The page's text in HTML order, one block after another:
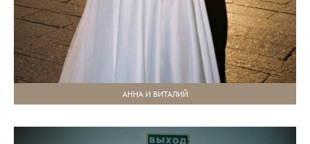
АННА И ВИТАЛИЙ